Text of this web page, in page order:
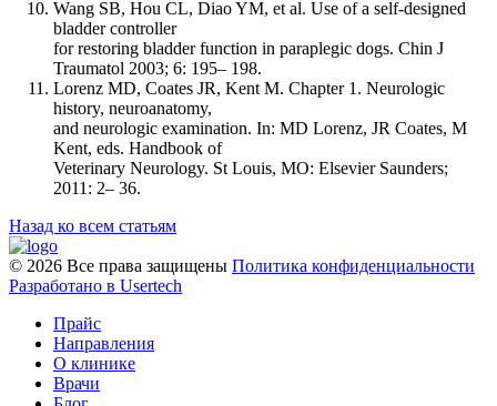
Wang SB, Hou CL, Diao YM, et al. Use of a self-designed
bladder controller
for restoring bladder function in paraplegic dogs. Chin J
Traumatol 2003; 6: 195– 198.
Lorenz MD, Coates JR, Kent M. Chapter 1. Neurologic
history, neuroanatomy,
and neurologic examination. In: MD Lorenz, JR Coates, M
Kent, eds. Handbook of
Veterinary Neurology. St Louis, MO: Elsevier Saunders;
2011: 2– 36.
Назад ко всем статьям
© 2026 Все права защищены Политика конфиденциальности
Разработано в Usertech
Прайс
Направления
О клинике
Врачи